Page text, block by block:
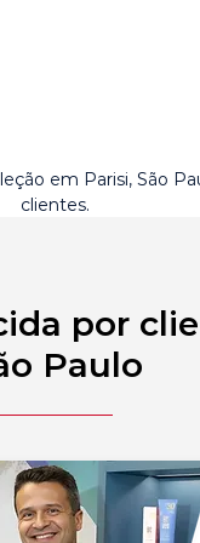
em Parisi, São
clientes.
por
Paulo